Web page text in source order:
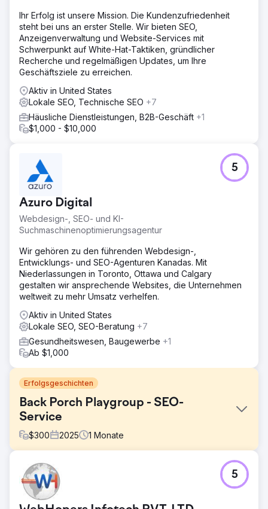
Ihr Erfolg ist unsere Mission. Die Kundenzufriedenheit
steht bei uns an erster Stelle. Wir bieten SEO,
Anzeigenverwaltung und Website-Services mit
Schwerpunkt auf White-Hat-Taktiken, gründlicher
Recherche und regelmäßigen Updates, um Ihre
Geschäftsziele zu erreichen.
Aktiv in United States
Lokale SEO, Technische SEO +7
Häusliche Dienstleistungen, B2B-Geschäft +1
$1,000 - $10,000
Azuro Digital
Webdesign-, SEO- und KI-
Suchmaschinenoptimierungsagentur
5
Wir gehören zu den führenden Webdesign-,
Entwicklungs- und SEO-Agenturen Kanadas. Mit
Niederlassungen in Toronto, Ottawa und Calgary
gestalten wir ansprechende Websites, die Unternehmen
weltweit zu mehr Umsatz verhelfen.
Aktiv in United States
Lokale SEO, SEO-Beratung +7
Gesundheitswesen, Baugewerbe +1
Ab $1,000
Erfolgsgeschichten
Back Porch Playgroup - SEO-
Service
$300 2025 1 Monate
Herausforderung
Die Kundin hatte zwar ein begrenztes Budget, wollte aber
dennoch SEO-Leistungen für ihre Website für Outdoor-
Vorschulen in Anspruch nehmen. Sie lebt in Raleigh, North
5